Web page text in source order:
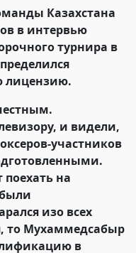
Казахстана
в интервью
турнира в
лицензию.
и видели,
участников
на
изо всех
то Мухаммедсабыр
в